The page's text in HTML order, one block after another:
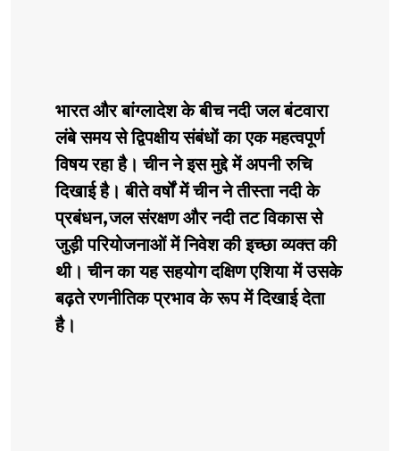
भारत और बांग्लादेश के बीच नदी जल बंटवारा
लंबे समय से द्विपक्षीय संबंधों का एक महत्वपूर्ण
विषय रहा है। चीन ने इस मुद्दे में अपनी रुचि
दिखाई है। बीते वर्षों में चीन ने तीस्ता नदी के
प्रबंधन,जल संरक्षण और नदी तट विकास से
जुड़ी परियोजनाओं में निवेश की इच्छा व्यक्त की
थी। चीन का यह सहयोग दक्षिण एशिया में उसके
बढ़ते रणनीतिक प्रभाव के रूप में दिखाई देता
है।